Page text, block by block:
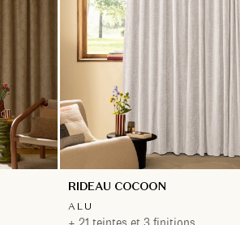
RIDEAU COCOON
ALU